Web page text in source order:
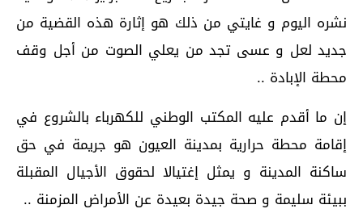
نشره اليوم و غايتي من ذلك هو إثارة هذه القضية من
جديد لعل و عسى تجد من يعلي الصوت من أجل وقف
محطة الإبادة ..
إن ما أقدم عليه المكتب الوطني للكهرباء بالشروع في
إقامة محطة حرارية بمدينة العيون هو جريمة في حق
ساكنة المدينة و يمثل إغتيالا لحقوق الأجيال المقبلة
ببيئة سليمة و صحة جيدة بعيدة عن الأمراض المزمنة ..